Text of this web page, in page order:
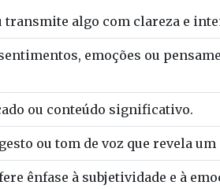
transmite algo com clareza e
emoções ou
ou conteúdo significativo.
ou tom de voz que revela
ênfase à subjetividade e à